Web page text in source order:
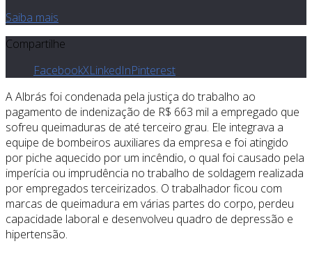
Saiba mais
Compartilhe
FacebookXLinkedInPinterest
A Albrás foi condenada pela justiça do trabalho ao
pagamento de indenização de R$ 663 mil a empregado que
sofreu queimaduras de até terceiro grau. Ele integrava a
equipe de bombeiros auxiliares da empresa e foi atingido
por piche aquecido por um incêndio, o qual foi causado pela
imperícia ou imprudência no trabalho de soldagem realizada
por empregados terceirizados. O trabalhador ficou com
marcas de queimadura em várias partes do corpo, perdeu
capacidade laboral e desenvolveu quadro de depressão e
hipertensão.